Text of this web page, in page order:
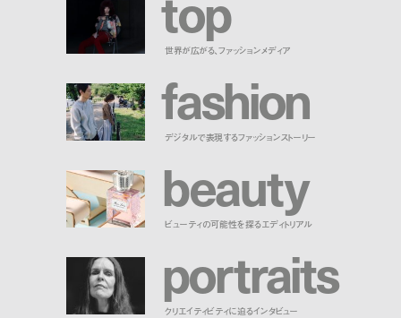
世界が広がる、ファッションメディア
fashion
デジタルで表現するファッションストーリー
beauty
ビューティの可能性を探るエディトリアル
portraits
クリエイティビティに迫るインタビュー